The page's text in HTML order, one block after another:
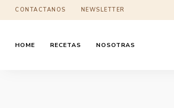
CONTACTANOS NEWSLETTER
HOME RECETAS NOSOTRAS